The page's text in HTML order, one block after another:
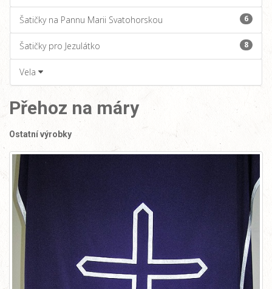
Šatičky na Pannu Marii Svatohorskou 6
Šatičky pro Jezulátko 8
Vela
Přehoz na máry
Ostatní výrobky